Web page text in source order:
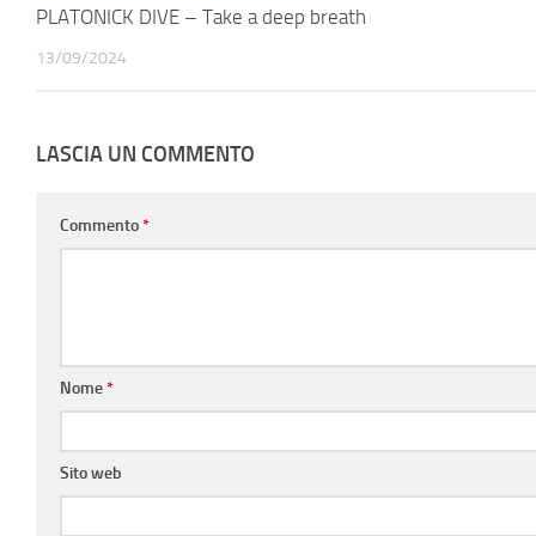
PLATONICK DIVE – Take a deep breath
13/09/2024
LASCIA UN COMMENTO
Commento*
Nome*
Sito web